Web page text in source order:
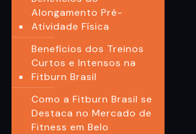
Alongamento Pré-
Atividade Física
Benefícios dos Treinos
Curtos e Intensos na
Fitburn Brasil
Como a Fitburn Brasil se
Destaca no Mercado de
Fitness em Belo